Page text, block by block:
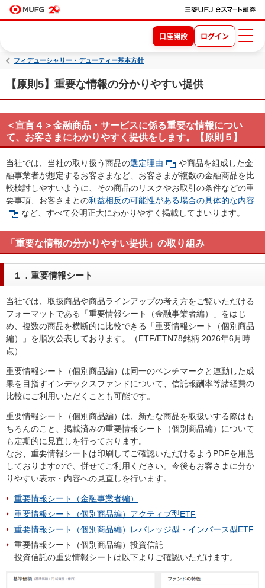
口座開設 ログイン
フィデューシャリー・デューティー基本方針
【原則5】重要な情報の分かりやすい提供
＜宣言４＞金融商品・サービスに係る重要な情報につい
て、お客さまにわかりやすく提供をします。【原則５】
当社では、当社の取り扱う商品の選定理由
や商品を組成した金
融事業者が想定するお客さまなど、お客さまが複数の金融商品を比
較検討しやすいように、その商品のリスクやお取引の条件などの重
要事項、お客さまとの利益相反の可能性がある場合の具体的な内容
など、すべて公明正大にわかりやすく掲載してまいります。
「重要な情報の分かりやすい提供」の取り組み
１．重要情報シート
当社では、取扱商品や商品ラインアップの考え方をご覧いただける
フォーマットである「重要情報シート（金融事業者編）」をはじ
め、複数の商品を横断的に比較できる「重要情報シート（個別商品
編）」を順次公表しております。（ETF/ETN78銘柄 2026年6月時
点）
重要情報シート（個別商品編）は同一のベンチマークと連動した成
果を目指すインデックスファンドについて、信託報酬率等諸経費の
比較にご利用いただくことも可能です。
重要情報シート（個別商品編）は、新たな商品を取扱いする際はも
ちろんのこと、掲載済みの重要情報シート（個別商品編）について
も定期的に見直しを行っております。
なお、重要情報シートは印刷してご確認いただけるようPDFを用意
しておりますので、併せてご利用ください。今後もお客さまに分か
りやすい表示・内容への見直しを行います。
重要情報シート（金融事業者編）
重要情報シート（個別商品編）アクティブ型ETF
重要情報シート（個別商品編）レバレッジ型・インバース型ETF
重要情報シート（個別商品編）投資信託
投資信託の重要情報シートは以下よりご確認いただけます。